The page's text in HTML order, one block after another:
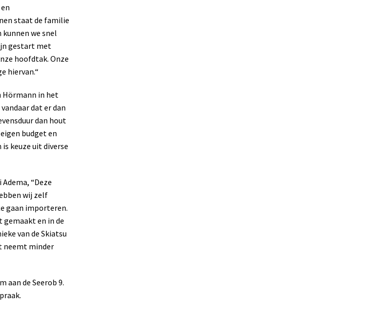
staat de familie
we snel
gestart met
hoofdtak. Onze
hiervan.“
Hörmann in het
dat er dan
dan hout
budget en
keuze uit diverse
“Deze
wij zelf
gaan importeren.
en in de
van de Skiatsu
neemt minder
aan de Seerob 9.